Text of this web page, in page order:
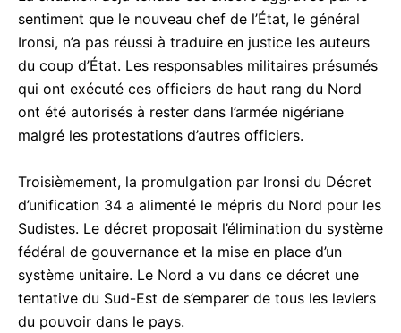
sentiment que le nouveau chef de l’État, le général
Ironsi, n’a pas réussi à traduire en justice les auteurs
du coup d’État. Les responsables militaires présumés
qui ont exécuté ces officiers de haut rang du Nord
ont été autorisés à rester dans l’armée nigériane
malgré les protestations d’autres officiers.
Troisièmement, la promulgation par Ironsi du Décret
d’unification 34 a alimenté le mépris du Nord pour les
Sudistes. Le décret proposait l’élimination du système
fédéral de gouvernance et la mise en place d’un
système unitaire. Le Nord a vu dans ce décret une
tentative du Sud-Est de s’emparer de tous les leviers
du pouvoir dans le pays.